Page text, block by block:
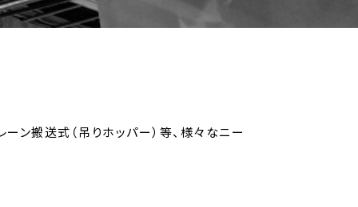
ン搬送式（吊りホッパー）等、様々なニー